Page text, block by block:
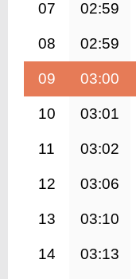
07 02:59
08 02:59
09 03:00
10 03:01
11 03:02
12 03:06
13 03:10
14 03:13